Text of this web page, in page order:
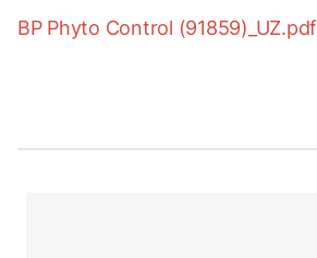
BP Phyto Control (91859)_UZ.pdf